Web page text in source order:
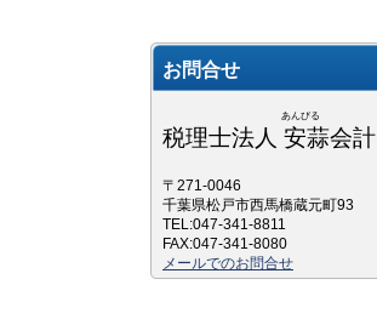
お問合せ
あんびる
税理士法人 安蒜会計
〒271-0046
千葉県松戸市西馬橋蔵元町93
TEL:047-341-8811
FAX:047-341-8080
メールでのお問合せ